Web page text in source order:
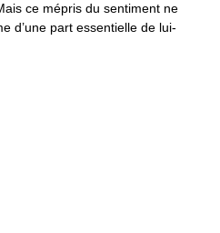
ce mépris du sentiment ne
d’une part essentielle de lui-